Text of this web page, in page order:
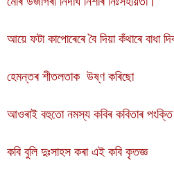
আয়ে ফটা কাপোৰেৰে বৈ দিয়া কঁথাৰে বাধা
হেমন্তৰ শীতলতাক উষ্ণ কৰিছো
আওৰাই বহুতো নমস্য কবিৰ কবিতাৰ
কবি বুলি দুঃসাহস কৰা এই কবি কৃতজ্ঞ